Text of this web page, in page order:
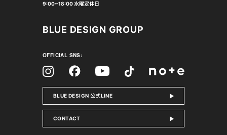
9:00~18:00 水曜定休日
BLUE DESIGN GROUP
OFFICIAL SNS:
InstagramFacebookYouTubeTiktok
BLUE DESIGN 公式LINE
CONTACT